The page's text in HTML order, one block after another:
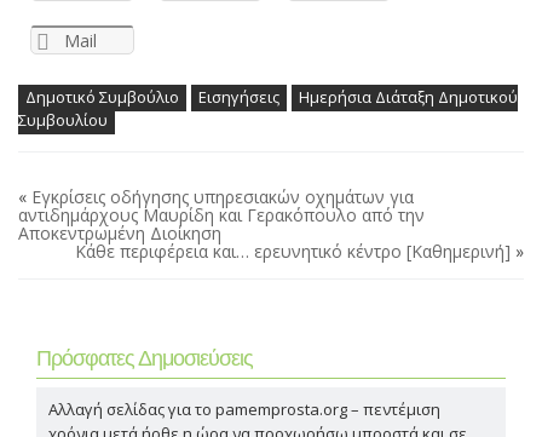
Mail
Δημοτικό Συμβούλιο Εισηγήσεις
Ημερήσια Διάταξη Δημοτικού
Συμβουλίου
« Εγκρίσεις οδήγησης υπηρεσιακών οχημάτων για
αντιδημάρχους Μαυρίδη και Γερακόπουλο από την
Αποκεντρωμένη Διοίκηση
Κάθε περιφέρεια και… ερευνητικό κέντρο [Καθημερινή] »
Πρόσφατες Δημοσιεύσεις
Αλλαγή σελίδας για το pamemprosta.org – πεντέμιση